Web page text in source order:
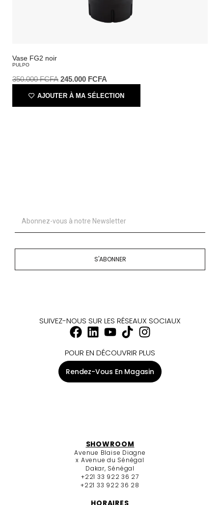
Vase FG2 noir
PULPO
350.000FCFA 245.000 FCFA
AJOUTER À MA SÉLECTION
S'ABONNER
SUIVEZ-NOUS SUR LES RÉSEAUX SOCIAUX
POUR EN DÉCOUVRIR PLUS
Rendez-Vous En Magasin
SHOWROOM
Avenue Blaise Diagne
x Avenue du Sénégal
Dakar, Sénégal
+221 33 922 36 27
+221 33 922 36 28